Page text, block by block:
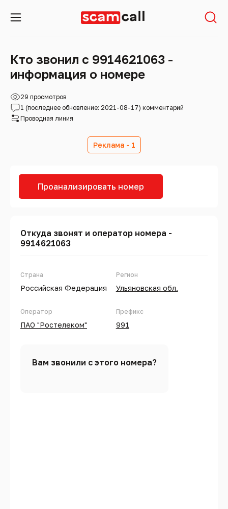
Кто звонил с 9914621063 -
информация о номере
29 просмотров
1 (последнее обновление: 2021-08-17) комментарий
Проводная линия
Реклама - 1
Проанализировать номер
Откуда звонят и оператор номера -
9914621063
Страна
Российская Федерация
Оператор
ПАО "Ростелеком"
Регион
Ульяновская обл.
Префикс
991
Вам звонили с этого номера?